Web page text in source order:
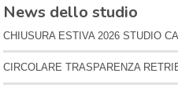
News dello studio
CHIUSURA ESTIVA 2026 STUDIO
CIRCOLARE TRASPARENZA